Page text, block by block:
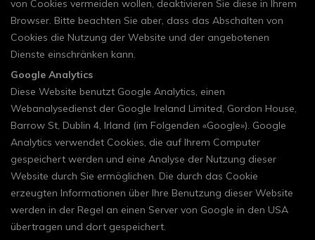
von Cookies vermeiden wollen, deaktivieren Sie diese in Ihrem
Browser. Bitte beachten Sie aber, dass das Abschalten von
Cookies die Nutzung der Website und der angebotenen
Dienste einschränken kann.
Google Analytics
Diese Website benutzt Google Analytics, einen
Webanalysedienst der Google Ireland Limited, Gordon House,
Barrow St, Dublin 4, Irland (im Folgenden «Google»). Google
Analytics verwendet Cookies, die auf Ihrem Computer
gespeichert werden und eine Analyse der Nutzung dieser
Website durch Sie ermöglichen. Die durch das Cookie
erzeugten Informationen über Ihre Benutzung dieser Website
werden in der Regel an einen Server von Google in den USA
übertragen und dort gespeichert.